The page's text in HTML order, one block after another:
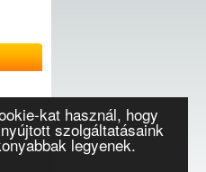
kat használ, hogy
szolgáltatásaink
legyenek.